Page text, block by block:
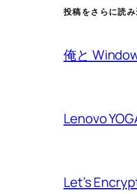
投稿をさらに読
俺と
Lenovo
Let’s